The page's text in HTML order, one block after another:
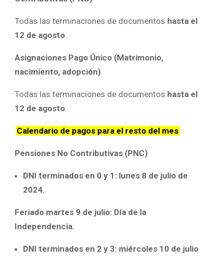
Todas las terminaciones de documentos hasta el
12 de agosto.
Asignaciones Pago Único (Matrimonio,
nacimiento, adopción)
Todas las terminaciones de documentos hasta el
12 de agosto.
Calendario de pagos para el resto del mes
Pensiones No Contributivas (PNC)
DNI terminados en 0 y 1: lunes 8 de julio de
2024.
Feriado martes 9 de julio: Día de la
Independencia.
DNI terminados en 2 y 3: miércoles 10 de julio